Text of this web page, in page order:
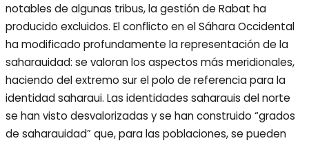
notables de algunas tribus, la gestión de Rabat ha
producido excluidos. El conflicto en el Sáhara Occidental
ha modificado profundamente la representación de la
saharauidad: se valoran los aspectos más meridionales,
haciendo del extremo sur el polo de referencia para la
identidad saharaui. Las identidades saharauis del norte
se han visto desvalorizadas y se han construido “grados
de saharauidad” que, para las poblaciones, se pueden